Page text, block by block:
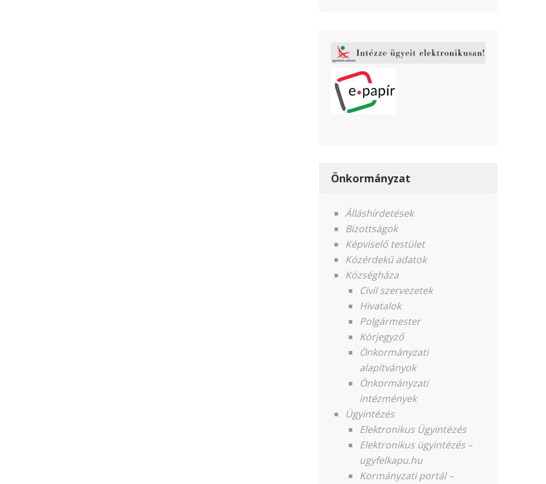
Önkormányzat
Álláshírdetések
Bizottságok
Képviselő testület
Közérdekű adatok
Községháza
Civil szervezetek
Hivatalok
Polgármester
Körjegyző
Önkormányzati
alapítványok
Önkormányzati
intézmények
Ügyintézés
Elektronikus Ügyintézés
Elektronikus ügyintézés –
ugyfelkapu.hu
Kormányzati portál –